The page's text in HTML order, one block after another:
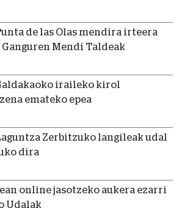
de las Olas mendira irteera
Mendi Taldeak
iraileko kirol
emateko epea
Zerbitzuko langileak udal
dira
online jasotzeko aukera ezarri
Udalak